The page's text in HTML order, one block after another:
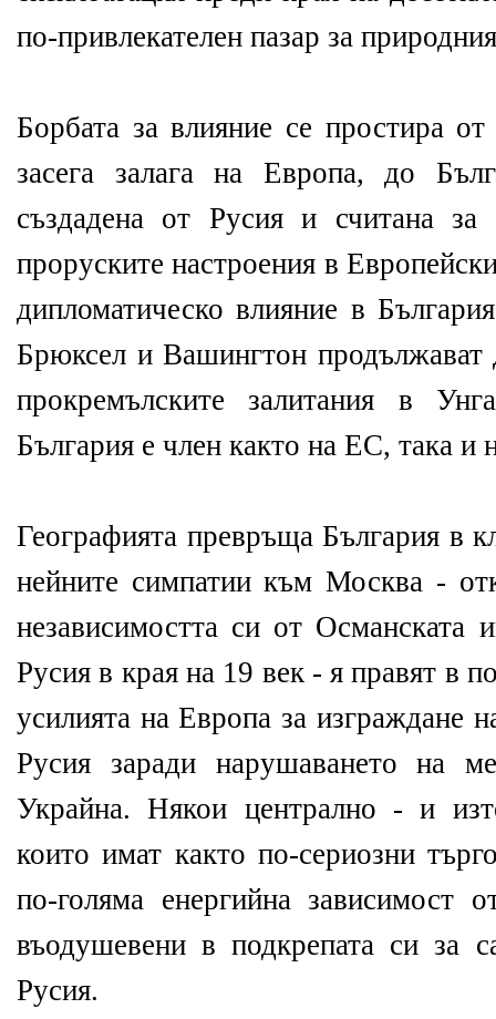
по-привлекателен пазар за
Борбата за влияние се простира
засега залага на Европа, до
създадена от Русия и считана
проруските настроения в
дипломатическо влияние в
Брюксел и Вашингтон продължават
прокремълските залитания в
България е член както на ЕС, така
Географията превръща България в
нейните симпатии към Москва -
независимостта си от Османската
Русия в края на 19 век - я правят в
усилията на Европа за изграждане
Русия заради нарушаването на
Украйна. Някои централно - и
които имат както по-сериозни
по-голяма енергийна зависимост
въодушевени в подкрепата си за
Русия.